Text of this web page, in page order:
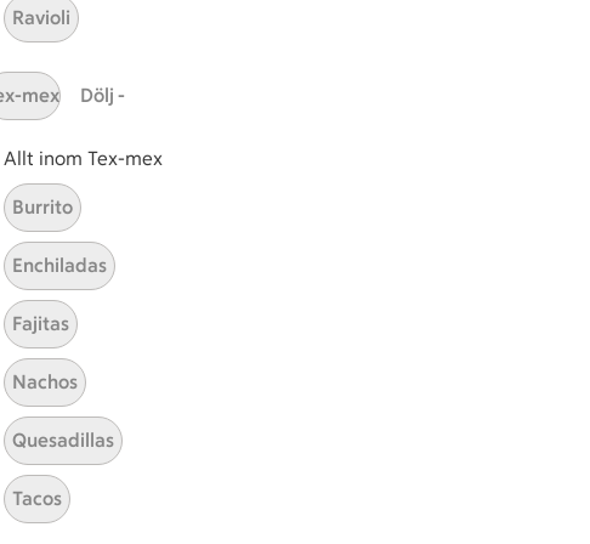
Ravioli
mex Dölj -
Allt inom Tex-mex
Burrito
Enchiladas
Fajitas
Nachos
Quesadillas
Tacos
min att tillaga
Receptet har Medel svårighetsgrad
Medel